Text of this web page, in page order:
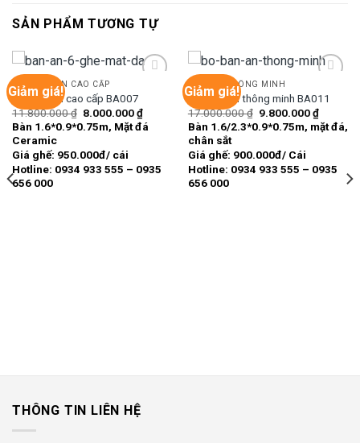
SẢN PHẨM TƯƠNG TỰ
Giảm giá!
Add to
wishlist
BÀN GHẾ ĂN CAO CẤP
Bàn ghế ăn cao cấp BA007
11.800.000₫ Giá
gốc
là:
8.000.000₫Giá
hiện
tại
8.000.000 ₫.
Bàn 1.6*0.9*0.75m, Mặt đá
Ceramic
Giá ghế: 950.000đ/ cái
Hotline: 0934 933 555 – 0935
656 000
Giảm giá!
Add to
wishlist
BÀN ĂN THÔNG MINH
Bàn ghế ăn thông minh BA011
17.000.000₫ Giá
gốc
là:
9.800.000₫Giá
hiện
tại
Bàn 1.6/2.3*0.9*0.75m, mặt đá,
chân sắt
Giá ghế: 900.000đ/ Cái
Hotline: 0934 933 555 – 0935
656 000
THÔNG TIN LIÊN HỆ